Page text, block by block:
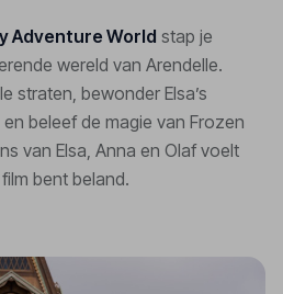
Adventure World stap je
wereld van Arendelle.
straten, bewonder Elsa’s
beleef de magie van Frozen
van Elsa, Anna en Olaf voelt
bent beland.